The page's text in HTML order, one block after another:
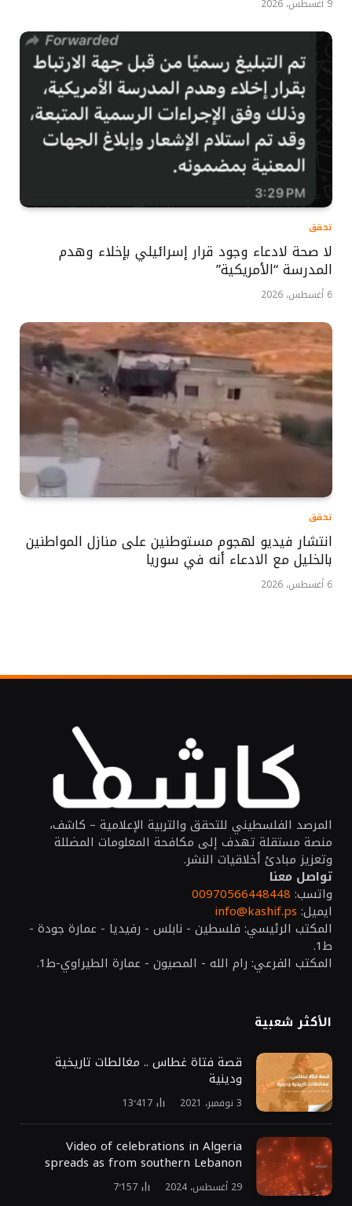
9 أغسطس، 2026
تحقق
لا صحة لادعاء وجود قرار إسرائيلي بإخلاء وهدم
المدرسة “الأمريكية”
6 أغسطس، 2026
تحقق
انتشار فيديو لهجوم مستوطنين على منازل المواطنين
بالخليل مع الادعاء أنه في سوريا
6 أغسطس، 2026
المرصد الفلسطيني للتحقق والتربية الإعلامية – كاشف،
منصة مستقلة تهدف إلى مكافحة المعلومات المضللة
وتعزيز مبادئ أخلاقيات النشر.
تواصل معنا
واتسب: 00970566448448
ايميل: info@kashif.ps
المكتب الرئيسي: فلسطين - نابلس - رفيديا - عمارة جودة -
ط1.
المكتب الفرعي: رام الله - المصيون - عمارة الطيراوي-ط1.
الأكثر شعبية
قصة فتاة غطاس .. مغالطات تاريخية
ودينية
3 نوفمبر، 2021 13٬417
Video of celebrations in Algeria
spreads as from southern Lebanon
29 أغسطس، 2024 7٬157